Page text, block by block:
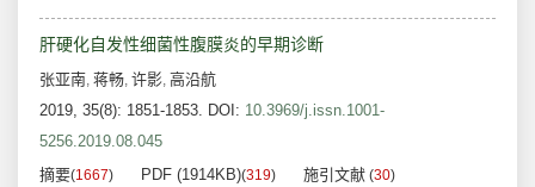
肝硬化自发性细菌性腹膜炎的早期诊断
张亚南, 蒋畅, 许影, 高沿航
2019, 35(8): 1851-1853. DOI: 10.3969/j.issn.1001-
5256.2019.08.045
摘要(1667) PDF (1914KB)(319) 施引文献 (30)